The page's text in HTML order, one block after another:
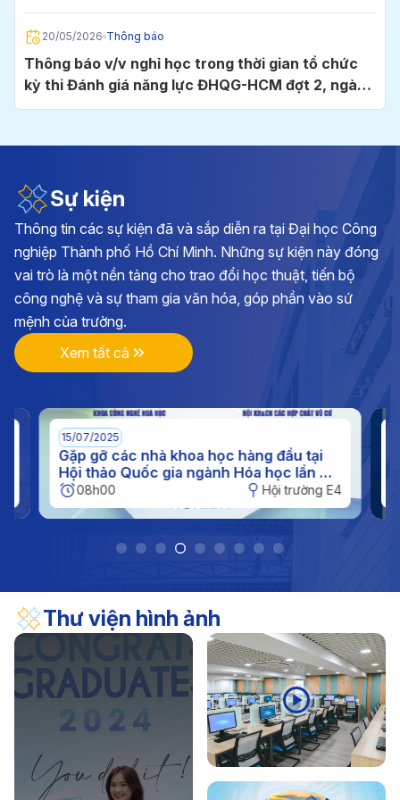
Chí Minh
20/05/2026 Thông báo
Thông báo v/v nghỉ học trong thời gian tổ chức
kỳ thi Đánh giá năng lực ĐHQG-HCM đợt 2, ngày
24/5/2026 tại Cụm thi Trường Đại học Công
học kỳ I, năm học 2026 - 2027
28/04/2026 Thông báo
Kế hoạch triển khai cuộc thi chính luận về bảo vệ
nền tảng tư tưởng của Đảng lần thứ 6, năm 2026
tại Đảng bộ Trường ĐH Công nghiệp TP.HCM
17/04/2026 Thông báo
Thông báo v/v vận động đóng góp hình ảnh, tư
liệu và hiện vật hướng tới kỷ niệm 70 năm Ngày
(11/11/1956 - 11/11/2026)
17/04/2026 Thông báo
Thông báo kế hoạch nghỉ hè đối với sinh viên năm
2026
Sự kiện
Thông tin các sự kiện đã và sắp diễn ra tại Đại học Công
nghiệp Thành phố Hồ Chí Minh. Những sự kiện này đóng
vai trò là một nền tảng cho trao đổi học thuật, tiến bộ
công nghệ và sự tham gia văn hóa, góp phần vào sứ
mệnh của trường.
Xem tất cả
15/07/2025
Gặp gỡ các nhà khoa học hàng đầu tại
Hội thảo Quốc gia ngành Hóa học lần XI
tại IUH
08h00 Hội trường E4
Thư viện hình ảnh